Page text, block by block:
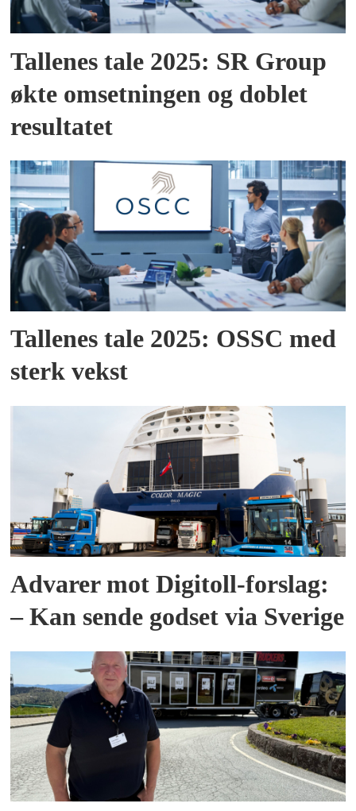
Tallenes tale 2025: SR Group
økte omsetningen og doblet
resultatet
Tallenes tale 2025: OSSC med
sterk vekst
Advarer mot Digitoll-forslag:
– Kan sende godset via Sverige